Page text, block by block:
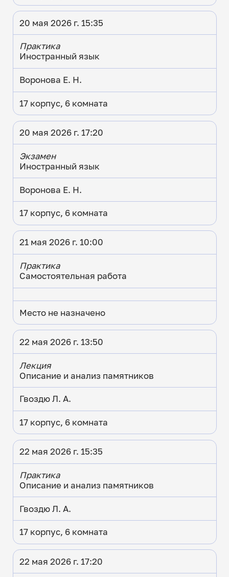
20 мая 2026 г. 15:35
Практика
Иностранный язык
Воронова Е. Н.
17 корпус, 6 комната
20 мая 2026 г. 17:20
Экзамен
Иностранный язык
Воронова Е. Н.
17 корпус, 6 комната
21 мая 2026 г. 10:00
Практика
Самостоятельная работа
Место не назначено
22 мая 2026 г. 13:50
Лекция
Описание и анализ памятников
Гвоздю Л. А.
17 корпус, 6 комната
22 мая 2026 г. 15:35
Практика
Описание и анализ памятников
Гвоздю Л. А.
17 корпус, 6 комната
22 мая 2026 г. 17:20